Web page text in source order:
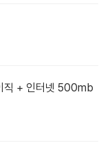
직 + 인터넷 500mb